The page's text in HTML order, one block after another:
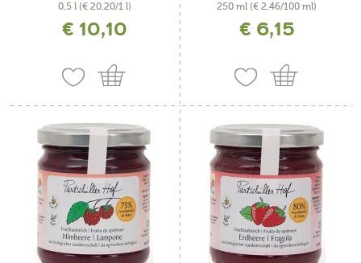
0,5 l (€ 20,20/1 l)
inkl. MwSt. zzgl. Versandkosten
€ 10,10
250 ml (€ 2,46/100 ml)
inkl. MwSt. zzgl. Versandkosten
€ 6,15